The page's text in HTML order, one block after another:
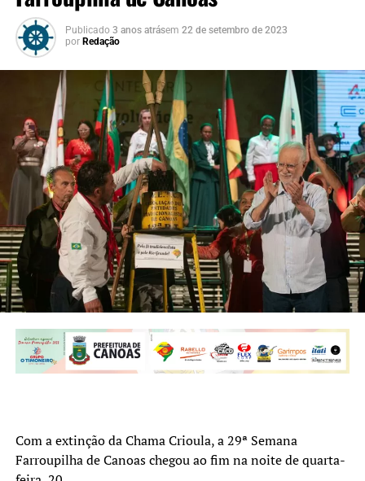
Fábio Duzac – Foto: Thiago Guimarães
No sábado, 16,
a partir das 21h iniciou a apresentação
Publicado 3 anos atrásem 22 de setembro de 2023
por Redação
Com a extinção da Chama Crioula, a 29ª Semana
Farroupilha de Canoas chegou ao fim na noite de quarta-